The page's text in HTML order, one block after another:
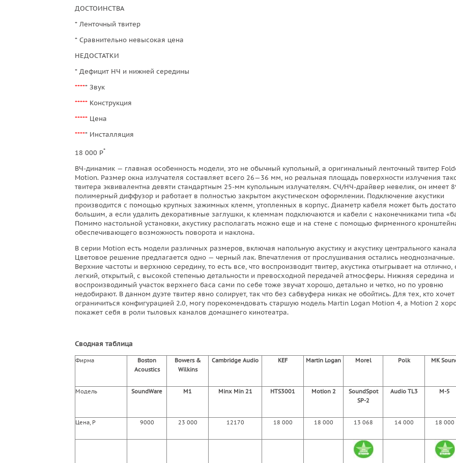
ДОСТОИНСТВА
* Ленточный твитер
* Сравнительно невысокая цена
НЕДОСТАТКИ
* Дефицит НЧ и нижней середины
***** Звук
***** Конструкция
***** Цена
***** Инсталляция
18 000 Р*
ВЧ-динамик — главная особенность модели, это не обычный купольный, а оригинальный ленточный твитер
Motion. Размер окна излучателя составляет всего 26—36 мм, но реальная площадь поверхности излучения
твитера эквивалентна девяти стандартным 25-мм купольным излучателям. СЧ/НЧ-драйвер невелик, он имеет
полимерный диффузор и работает в полностью закрытом акустическом оформлении. Подключение акустики
производится с помощью крупных зажимных клемм, утопленных в корпус. Диаметр кабеля может быть
большим, а если удалить декоративные заглушки, к клеммам подключаются и кабели с наконечниками типа
Помимо настольной установки, акустику располагать можно еще и на стене с помощью фирменного
обеспечивающего возможность поворота и наклона.
В серии Motion есть модели различных размеров, включая напольную акустику и акустику центрального
Цветовое решение предлагается одно — черный лак. Впечатления от прослушивания остались неоднозначные.
Верхние частоты и верхнюю середину, то есть все, что воспроизводит твитер, акустика отыгрывает на отлично,
легкий, открытый, с высокой степенью детальности и превосходной передачей атмосферы. Нижняя середина и
воспроизводимый участок верхнего баса сами по себе тоже звучат хорошо, детально и четко, но по уровню
недобирают. В данном дуэте твитер явно солирует, так что без сабвуфера никак не обойтись. Для тех, кто хочет
ограничиться конфигурацией 2.0, могу порекомендовать старшую модель Martin Logan Motion 4, a Motion 2
покажет себя в роли тыловых каналов домашнего кинотеатра.
Сводная таблица
Фирма
Boston
Acoustics
Bowers &
Wilkins
Cambridge Audio KEF Martin Logan Morel Polk МК
Модель SoundWare M1 Minx Min 21 HTS3001 Motion 2
SoundSpot
SP-2
Audio TL3 М-5
Цена, Р 9000 23 000 12170 18 000 18 000 13 068 14 000 18 000